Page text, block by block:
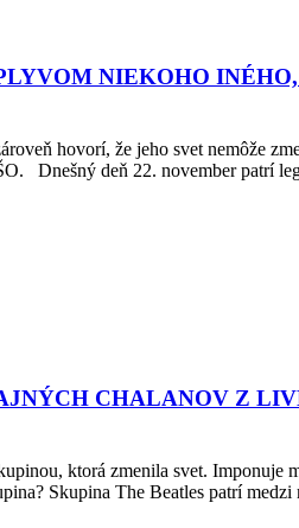
NIEKOHO
hovorí, že jeho svet nemôže
Dnešný deň 22. november patrí
CHALANOV Z
ktorá zmenila svet. Imponuje
Skupina The Beatles patrí